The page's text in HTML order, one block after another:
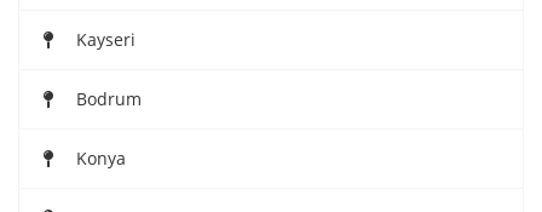
Kayseri
Bodrum
Konya